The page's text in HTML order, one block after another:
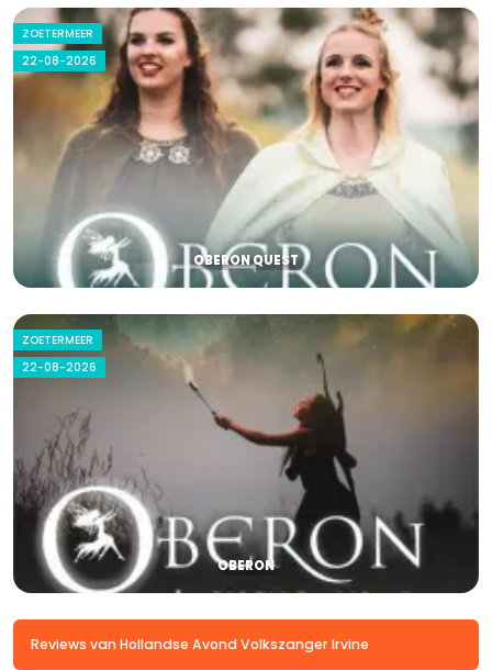
ZOETERMEER
22-08-2026
OBERON QUEST
ZOETERMEER
22-08-2026
OBERON
Reviews van Hollandse Avond Volkszanger Irvine